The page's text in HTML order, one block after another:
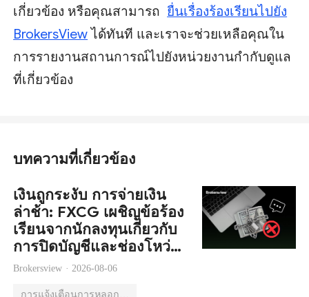
เกี่ยวข้อง หรือคุณสามารถยื่นเรื่องร้องเรียนไปยัง
BrokersViewได้ทันที และเราจะช่วยเหลือคุณใน
การรายงานสถานการณ์ไปยังหน่วยงานกำกับดูแล
ที่เกี่ยวข้อง
บทความที่เกี่ยวข้อง
เงินถูกระงับ การจ่ายเงิน
ล่าช้า: FXCG เผชิญข้อร้อง
เรียนจากนักลงทุนเกี่ยวกับ
การปิดบัญชีและช่องโหว่
ด้านการกำกับดูแล
Brokersview · 2026-08-06